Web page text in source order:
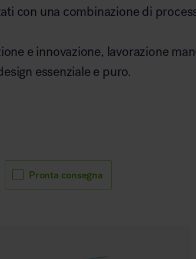
con una combinazione di
e innovazione, lavorazione
essenziale e puro.
Pronta consegna